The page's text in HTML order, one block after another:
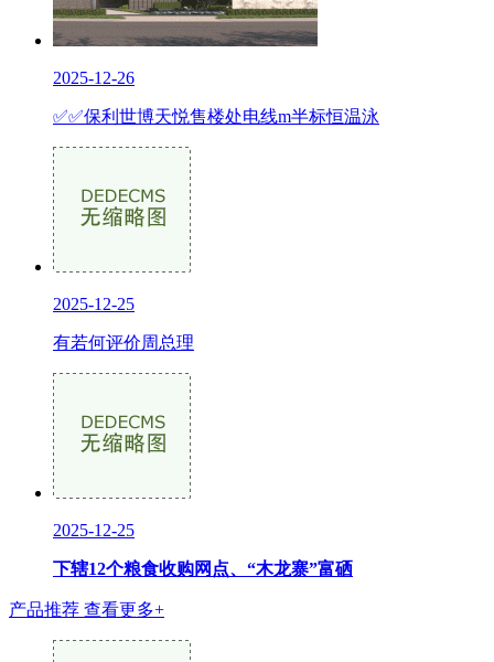
2025-12-26
✅✅保利世博天悦售楼处电线m半标恒温泳
2025-12-25
有若何评价周总理
2025-12-25
下辖12个粮食收购网点、“木龙寨”富硒
产品推荐 查看更多+